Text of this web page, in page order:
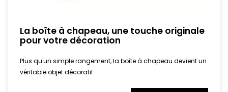
La boîte à chapeau, une touche originale
pour votre décoration
Plus qu'un simple rangement, la boîte à chapeau devient un
véritable objet décoratif